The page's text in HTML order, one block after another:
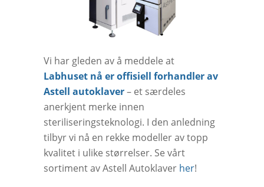
Vi har gleden av å meddele at
Labhuset nå er offisiell forhandler av
Astell autoklaver– et særdeles
anerkjent merke innen
steriliseringsteknologi. I den anledning
tilbyr vi nå en rekke modeller av topp
kvalitet i ulike størrelser. Se vårt
sortiment av Astell Autoklaver her!